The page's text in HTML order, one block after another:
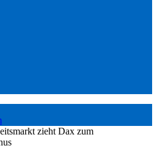
zieht Dax zum